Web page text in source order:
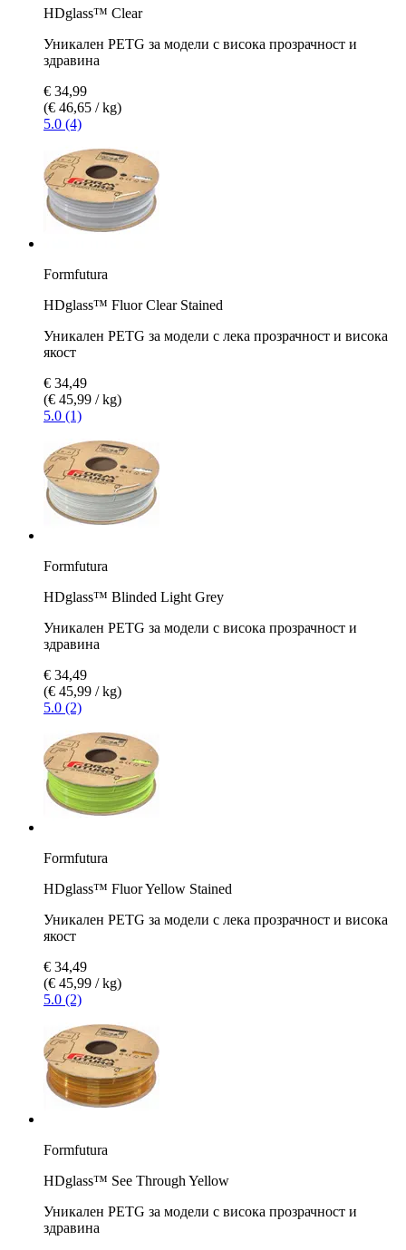
HDglass™ Clear
Уникален PETG за модели с висока прозрачност и
здравина
€ 34,99
(€ 46,65 / kg)
5.0 (4)
Formfutura
HDglass™ Fluor Clear Stained
Уникален PETG за модели с лека прозрачност и висока
якост
€ 34,49
(€ 45,99 / kg)
5.0 (1)
Formfutura
HDglass™ Blinded Light Grey
Уникален PETG за модели с висока прозрачност и
здравина
€ 34,49
(€ 45,99 / kg)
5.0 (2)
Formfutura
HDglass™ Fluor Yellow Stained
Уникален PETG за модели с лека прозрачност и висока
якост
€ 34,49
(€ 45,99 / kg)
5.0 (2)
Formfutura
HDglass™ See Through Yellow
Уникален PETG за модели с висока прозрачност и
здравина